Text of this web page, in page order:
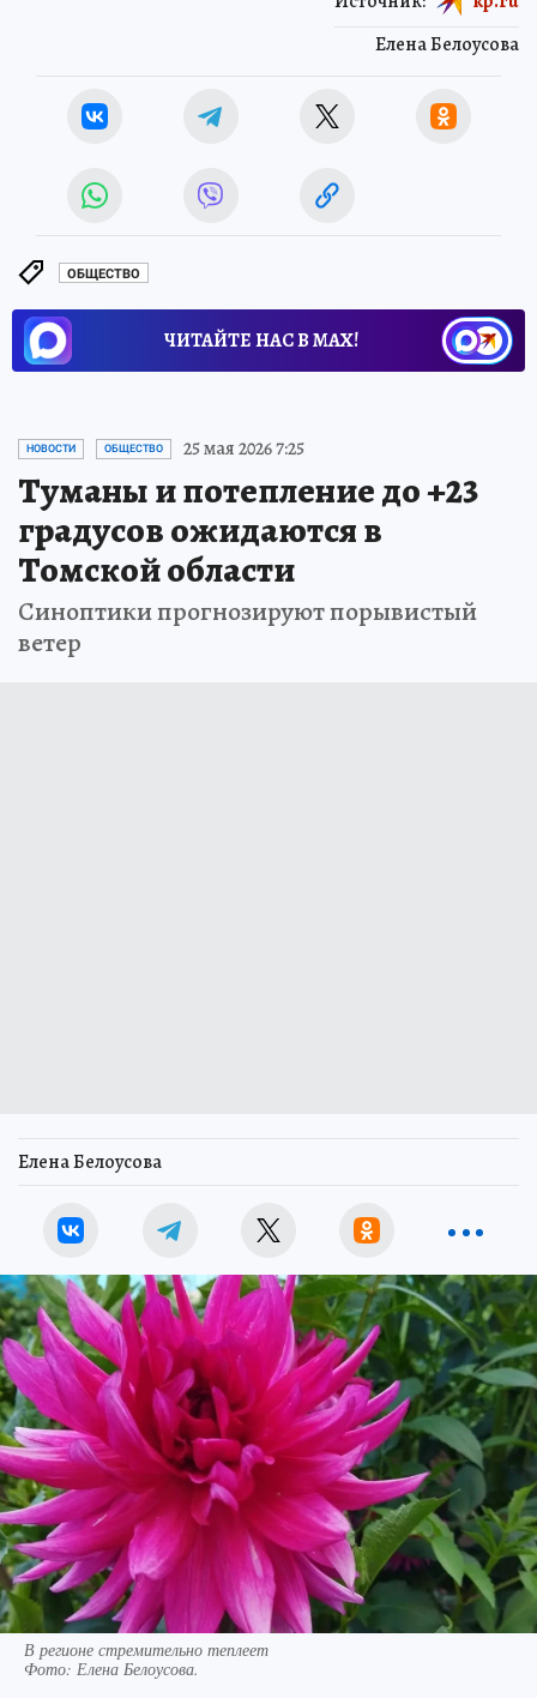
Елена Белоусова
ОБЩЕСТВО
ЧИТАЙТЕ НАС В МАХ!
НОВОСТИ ОБЩЕСТВО 25 мая 2026 7:25
Туманы и потепление до +23
градусов ожидаются в
Томской области
Синоптики прогнозируют порывистый
ветер
Елена Белоусова
В регионе стремительно теплеет
Фото: Елена Белоусова.